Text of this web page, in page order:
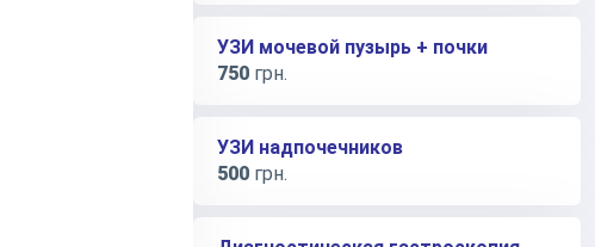
УЗИ мочевой пузырь + почки
750 грн.
УЗИ надпочечников
500 грн.